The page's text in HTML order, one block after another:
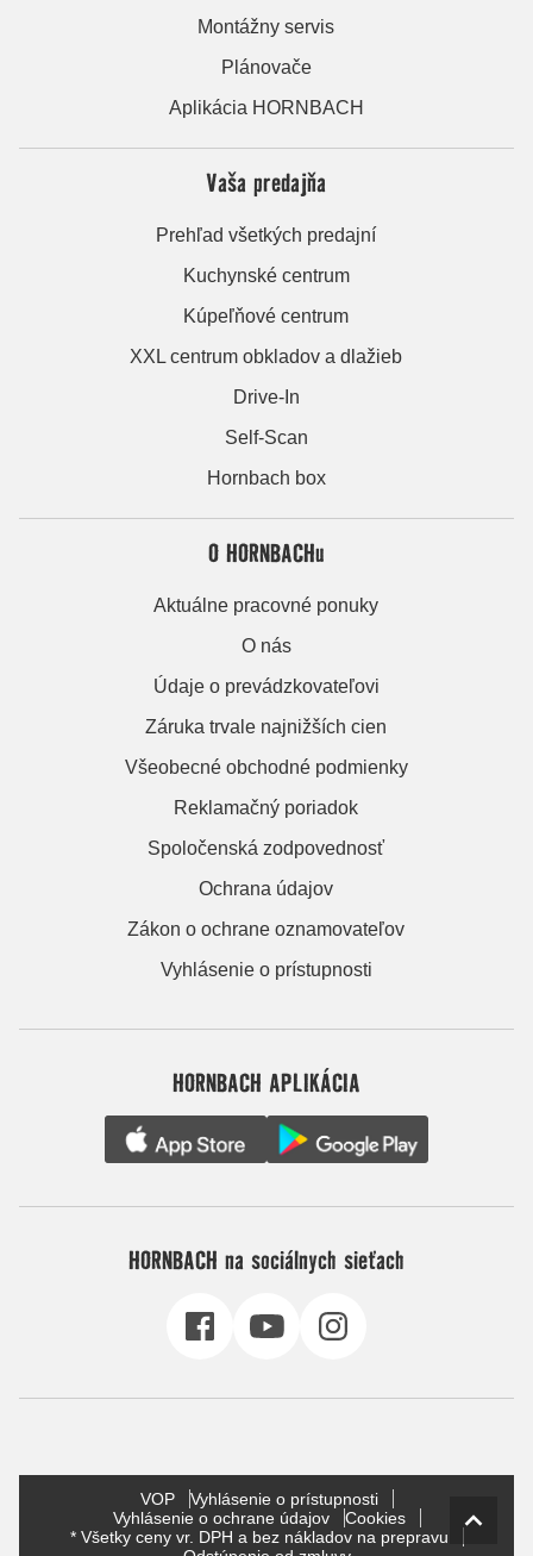
Montážny servis
Plánovače
Aplikácia HORNBACH
Vaša predajňa
Prehľad všetkých predajní
Kuchynské centrum
Kúpeľňové centrum
XXL centrum obkladov a dlažieb
Drive-In
Self-Scan
Hornbach box
O HORNBACHu
Aktuálne pracovné ponuky
O nás
Údaje o prevádzkovateľovi
Záruka trvale najnižších cien
Všeobecné obchodné podmienky
Reklamačný poriadok
Spoločenská zodpovednosť
Ochrana údajov
Zákon o ochrane oznamovateľov
Vyhlásenie o prístupnosti
HORNBACH APLIKÁCIA
HORNBACH na sociálnych sieťach
VOP
Vyhlásenie o prístupnosti
Vyhlásenie o ochrane údajov
Cookies
* Všetky ceny vr. DPH a bez nákladov na prepravu